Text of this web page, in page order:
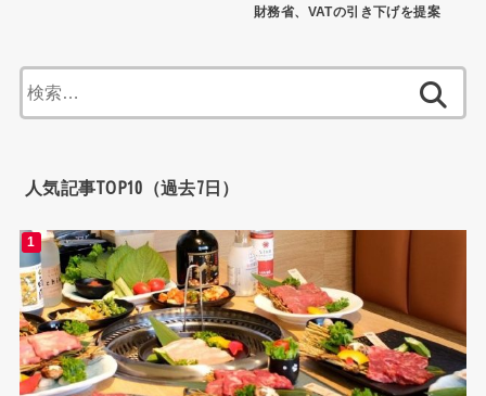
財務省、VATの引き下げを提案
索:
人気記事TOP10（過去7日）